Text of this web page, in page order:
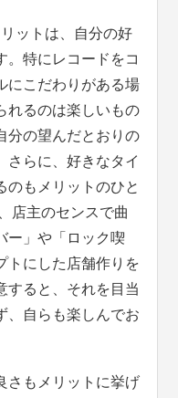
ットは、自分の好
。特にレコードをコ
にこだわりがある場
れるのは楽しいもの
分の望んだとおりの
さらに、好きなタイ
のもメリットのひと
店主のセンスで曲
ー」や「ロック喫
トにした店舗作りを
すると、それを目当
、自らも楽しんでお
さもメリットに挙げ